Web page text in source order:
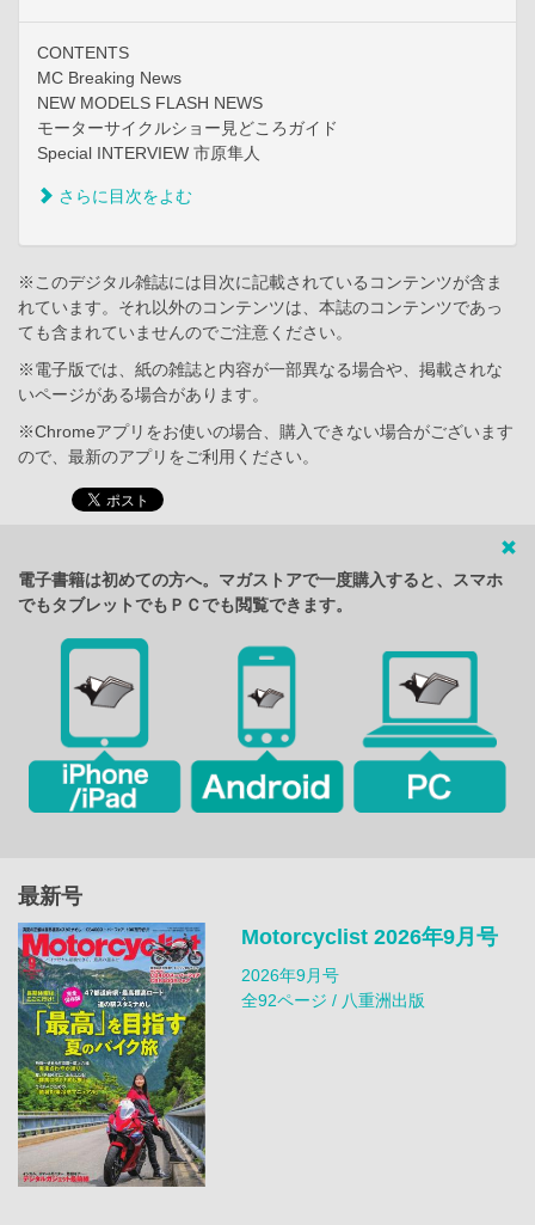
CONTENTS
MC Breaking News
NEW MODELS FLASH NEWS
モーターサイクルショー見どころガイド
Special INTERVIEW 市原隼人
さらに目次をよむ
※このデジタル雑誌には目次に記載されているコンテンツが含ま
れています。それ以外のコンテンツは、本誌のコンテンツであっ
ても含まれていませんのでご注意ください。
※電子版では、紙の雑誌と内容が一部異なる場合や、掲載されな
いページがある場合があります。
※Chromeアプリをお使いの場合、購入できない場合がございます
ので、最新のアプリをご利用ください。
電子書籍は初めての方へ。マガストアで一度購入すると、スマホ
でもタブレットでもＰＣでも閲覧できます。
最新号
Motorcyclist 2026年9月号
2026年9月号
全92ページ / 八重洲出版